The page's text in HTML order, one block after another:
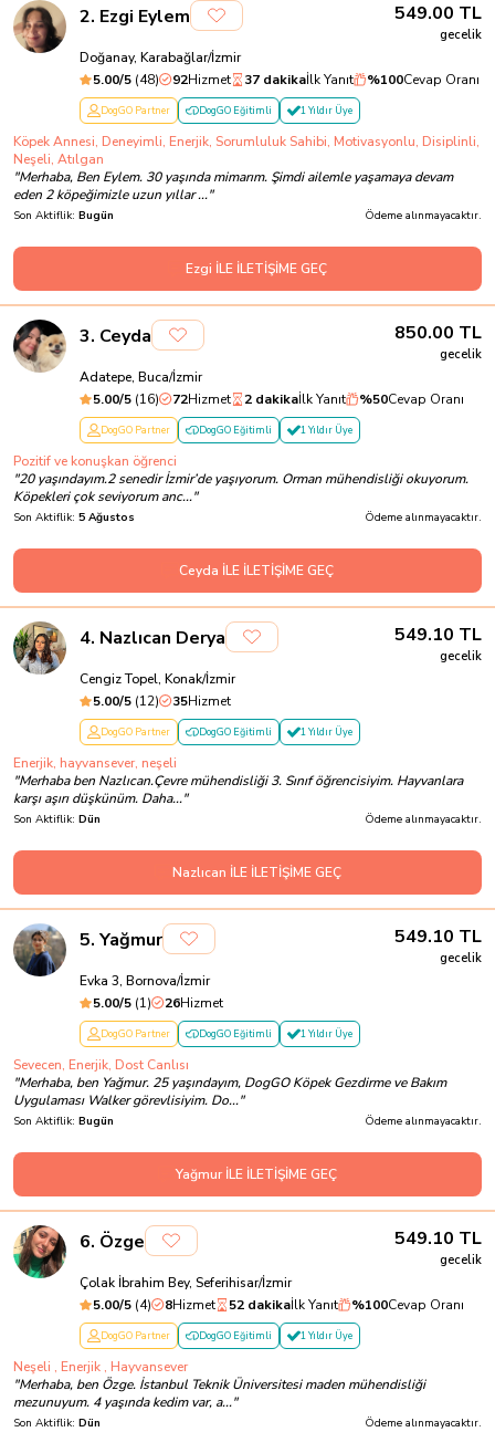
2. Ezgi Eylem 549.00 TL
gecelik
Doğanay, Karabağlar/İzmir
5.00/5 (48) 92Hizmet 37 dakikaİlk Yanıt %100Cevap Oranı
DogGO Partner DogGO Eğitimli 1 Yıldır Üye
Köpek Annesi, Deneyimli, Enerjik, Sorumluluk Sahibi, Motivasyonlu, Disiplinli,
Neşeli, Atılgan
"Merhaba, Ben Eylem. 30 yaşında mimarım. Şimdi ailemle yaşamaya devam
eden 2 köpeğimizle uzun yıllar ..."
Son Aktiflik: Bugün Ödeme alınmayacaktır.
Ezgi İLE İLETİŞİME GEÇ
3. Ceyda 850.00 TL
gecelik
Adatepe, Buca/İzmir
5.00/5 (16) 72Hizmet 2 dakikaİlk Yanıt %50Cevap Oranı
DogGO Partner DogGO Eğitimli 1 Yıldır Üye
Pozitif ve konuşkan öğrenci
"20 yaşındayım.2 senedir İzmir’de yaşıyorum. Orman mühendisliği okuyorum.
Köpekleri çok seviyorum anc..."
Son Aktiflik: 5 Ağustos Ödeme alınmayacaktır.
Ceyda İLE İLETİŞİME GEÇ
4. Nazlıcan Derya 549.10 TL
gecelik
Cengiz Topel, Konak/İzmir
5.00/5 (12) 35Hizmet
DogGO Partner DogGO Eğitimli 1 Yıldır Üye
Enerjik, hayvansever, neşeli
"Merhaba ben Nazlıcan.Çevre mühendisliği 3. Sınıf öğrencisiyim. Hayvanlara
karşı aşırı düşkünüm. Daha..."
Son Aktiflik: Dün Ödeme alınmayacaktır.
Nazlıcan İLE İLETİŞİME GEÇ
5. Yağmur 549.10 TL
gecelik
Evka 3, Bornova/İzmir
5.00/5 (1) 26Hizmet
DogGO Partner DogGO Eğitimli 1 Yıldır Üye
Sevecen, Enerjik, Dost Canlısı
"Merhaba, ben Yağmur. 25 yaşındayım, DogGO Köpek Gezdirme ve Bakım
Uygulaması Walker görevlisiyim. Do..."
Son Aktiflik: Bugün Ödeme alınmayacaktır.
Yağmur İLE İLETİŞİME GEÇ
6. Özge 549.10 TL
gecelik
Çolak İbrahim Bey, Seferihisar/İzmir
5.00/5 (4) 8Hizmet 52 dakikaİlk Yanıt %100Cevap Oranı
DogGO Partner DogGO Eğitimli 1 Yıldır Üye
Neşeli , Enerjik , Hayvansever
"Merhaba, ben Özge. İstanbul Teknik Üniversitesi maden mühendisliği
mezunuyum. 4 yaşında kedim var, a..."
Son Aktiflik: Dün Ödeme alınmayacaktır.